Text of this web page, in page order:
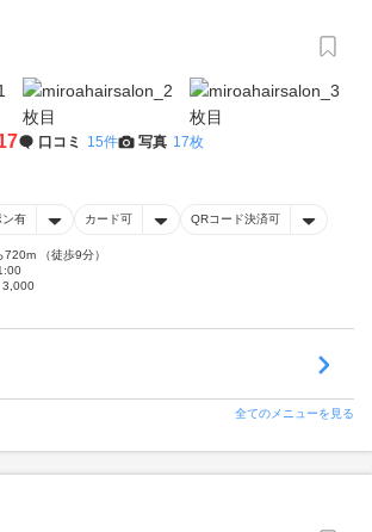
口コミ 15件 写真 17枚
ン有 カード可 QRコード決済可
720m （徒歩9分）
3,000
全てのメニューを見る